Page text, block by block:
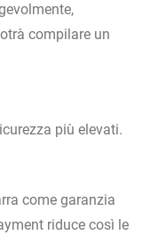
compilare un
più elevati.
come garanzia
riduce così le